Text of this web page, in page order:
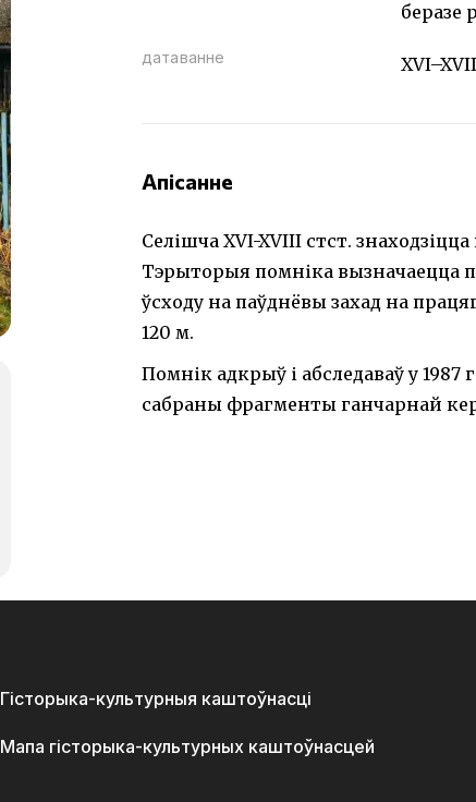
беразе
датаванне
Апісанне
Селішча XVI-XVIII стст.
Тэрыторыя помніка вызначаецца
ўсходу на паўднёвы захад на
120 м.
Помнік адкрыў і абследаваў у
сабраны фрагменты ганчарнай
Гісторыка-культурныя каштоўнасці
Мапа гісторыка-культурных каштоўнасцей